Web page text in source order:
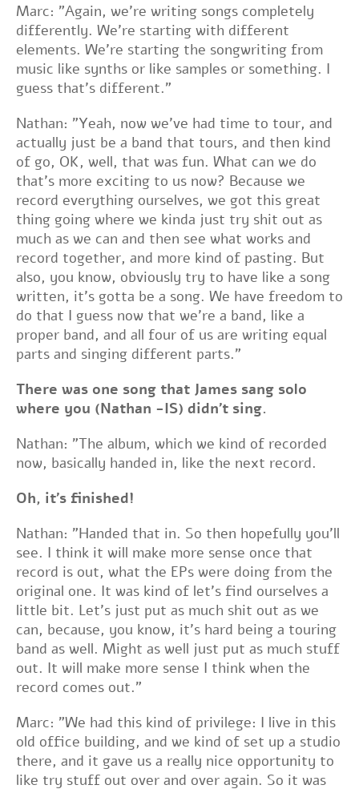
Marc: "Again, we're writing songs completely
differently. We're starting with different
elements. We're starting the songwriting from
music like synths or like samples or something. I
guess that's different."
Nathan: "Yeah, now we've had time to tour, and
actually just be a band that tours, and then kind
of go, OK, well, that was fun. What can we do
that's more exciting to us now? Because we
record everything ourselves, we got this great
thing going where we kinda just try shit out as
much as we can and then see what works and
record together, and more kind of pasting. But
also, you know, obviously try to have like a song
written, it's gotta be a song. We have freedom to
do that I guess now that we're a band, like a
proper band, and all four of us are writing equal
parts and singing different parts."
There was one song that James sang solo
where you (Nathan -IS) didn't sing.
Nathan: "The album, which we kind of recorded
now, basically handed in, like the next record.
Oh, it's finished!
Nathan: "Handed that in. So then hopefully you'll
see. I think it will make more sense once that
record is out, what the EPs were doing from the
original one. It was kind of let's find ourselves a
little bit. Let's just put as much shit out as we
can, because, you know, it's hard being a touring
band as well. Might as well just put as much stuff
out. It will make more sense I think when the
record comes out."
Marc: "We had this kind of privilege: I live in this
old office building, and we kind of set up a studio
there, and it gave us a really nice opportunity to
like try stuff out over and over again. So it was